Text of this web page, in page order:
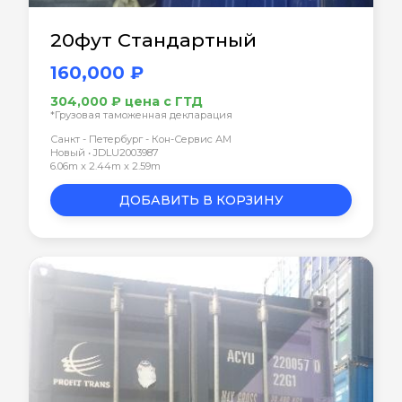
20фут Стандартный
160,000 ₽
304,000 ₽ цена с ГТД
*Грузовая таможенная декларация
Санкт - Петербург - Кон-Сервис АМ
Новый • JDLU2003987
6.06m x 2.44m x 2.59m
ДОБАВИТЬ В КОРЗИНУ